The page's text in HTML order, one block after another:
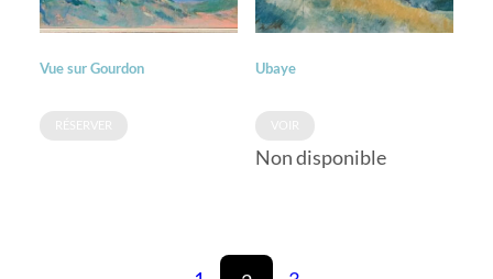
Vue sur Gourdon Ubaye
Non disponible